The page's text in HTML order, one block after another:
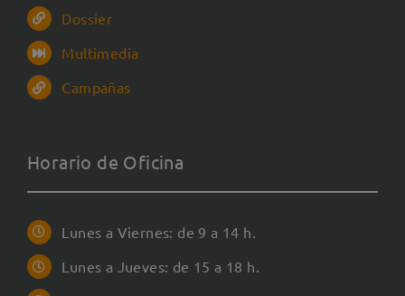
Dossier
Multimedia
Campañas
Horario de Oficina
Lunes a Viernes: de 9 a 14 h.
Lunes a Jueves: de 15 a 18 h.